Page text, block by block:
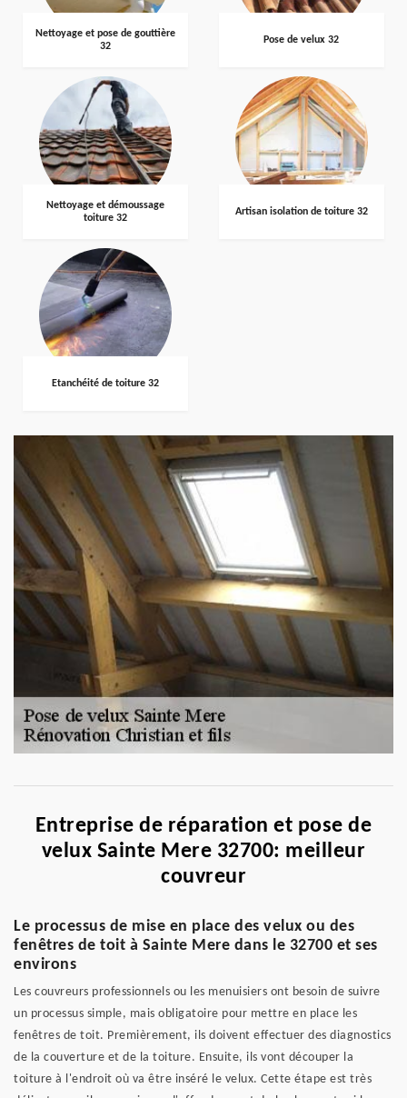
Nettoyage et pose de gouttière
32
Pose de velux 32
Nettoyage et démoussage
toiture 32
Artisan isolation de toiture 32
Etanchéité de toiture 32
Entreprise de réparation et pose de
velux Sainte Mere 32700: meilleur
couvreur
Le processus de mise en place des velux ou des
fenêtres de toit à Sainte Mere dans le 32700 et ses
environs
Les couvreurs professionnels ou les menuisiers ont besoin de suivre
un processus simple, mais obligatoire pour mettre en place les
fenêtres de toit. Premièrement, ils doivent effectuer des diagnostics
de la couverture et de la toiture. Ensuite, ils vont découper la
toiture à l'endroit où va être inséré le velux. Cette étape est très